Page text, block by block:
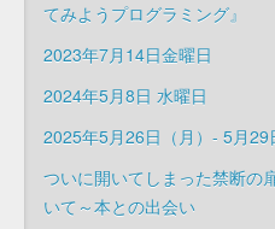
てみようプログラミング』
2023年7月14日金曜日
2024年5月8日 水曜日
2025年5月26日（月）- 5月29
ついに開いてしまった禁断の
いて～本との出会い